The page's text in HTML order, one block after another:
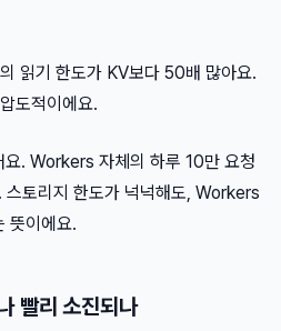
읽기 한도가 KV보다 50배 많아요.
도적이에요.
요. Workers 자체의 하루 10만 요청
토리지 한도가 넉넉해도, Workers
뜻이에요.
빨리 소진되나